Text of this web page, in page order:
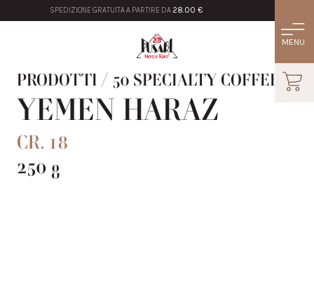
SPEDIZIONE GRATUITA A PARTIRE DA 28.00 €
PRODOTTI / 50 SPECIALTY COFFEE
YEMEN HARAZ
CR. 18
250 g